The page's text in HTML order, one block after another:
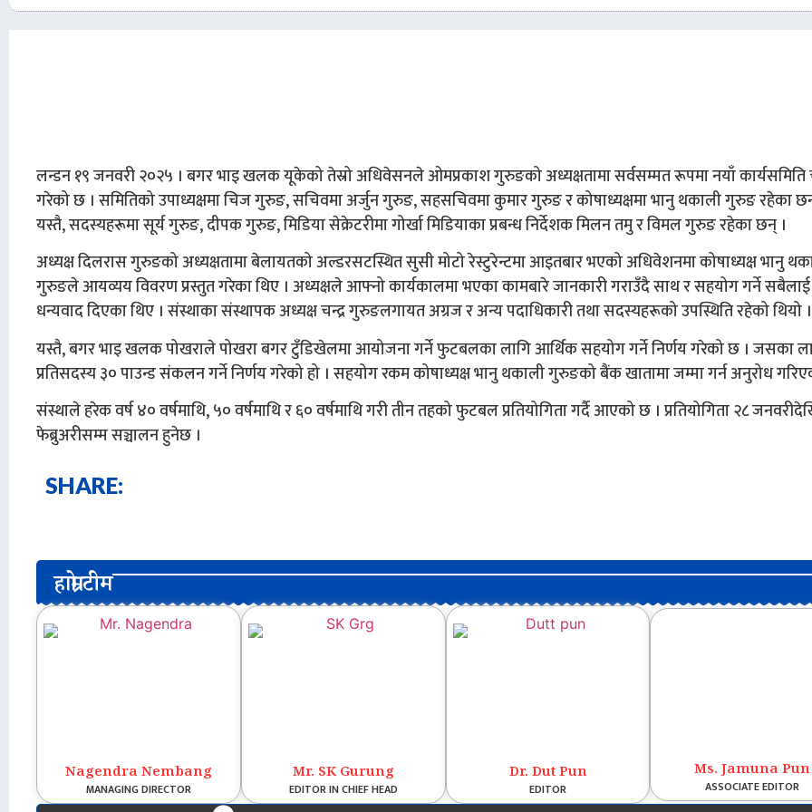
लन्डन १९ जनवरी २०२५ । बगर भाइ खलक यूकेको तेस्रो अधिवेसनले ओमप्रकाश गुरुङको अध्यक्षतामा सर्वसम्मत रूपमा नयाँ
गरेको छ । समितिको उपाध्यक्षमा चिज गुरुङ, सचिवमा अर्जुन गुरुङ, सहसचिवमा कुमार गुरुङ र कोषाध्यक्षमा भानु थकाली गुरुङ रहेका
यस्तै, सदस्यहरूमा सूर्य गुरुङ, दीपक गुरुङ, मिडिया सेक्रेटरीमा गोर्खा मिडियाका प्रबन्ध निर्देशक मिलन तमु र विमल गुरुङ रहेका छन् ।
अध्यक्ष दिलरास गुरुङको अध्यक्षतामा बेलायतको अल्डरसटस्थित सुसी मोटो रेस्टुरेन्टमा आइतबार भएको अधिवेशनमा कोषाध्यक्ष भानु
गुरुङले आयव्यय विवरण प्रस्तुत गरेका थिए । अध्यक्षले आफ्नो कार्यकालमा भएका कामबारे जानकारी गराउँदै साथ र सहयोग गर्ने सबैलाई
धन्यवाद दिएका थिए । संस्थाका संस्थापक अध्यक्ष चन्द्र गुरुङलगायत अग्रज र अन्य पदाधिकारी तथा सदस्यहरूको उपस्थिति रहेको थियो ।
यस्तै, बगर भाइ खलक पोखराले पोखरा बगर टुँडिखेलमा आयोजना गर्ने फुटबलका लागि आर्थिक सहयोग गर्ने निर्णय गरेको छ । जसका
प्रतिसदस्य ३० पाउन्ड संकलन गर्ने निर्णय गरेको हो । सहयोग रकम कोषाध्यक्ष भानु थकाली गुरुङको बैंक खातामा जम्मा गर्न अनुरोध
संस्थाले हरेक वर्ष ४० वर्षमाथि, ५० वर्षमाथि र ६० वर्षमाथि गरी तीन तहको फुटबल प्रतियोगिता गर्दै आएको छ । प्रतियोगिता २८
फेब्रुअरीसम्म सञ्चालन हुनेछ ।
SHARE:
हाम्रो टीम
Nagendra Nembang
MANAGING DIRECTOR
Mr. SK Gurung
EDITOR IN CHIEF HEAD
Dr. Dut Pun
EDITOR
Ms. Jamuna Pun
ASSOCIATE EDITOR